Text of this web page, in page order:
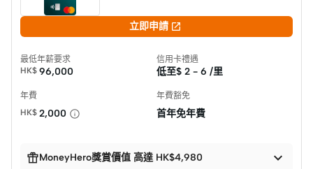
立即申請 
最低年薪要求
HK$ 96,000
信用卡禮遇
低至$ 2 - 6 /里
年費
HK$ 2,000
年費豁免
首年免年費
MoneyHero獎賞價值 高達 HK$4,980 